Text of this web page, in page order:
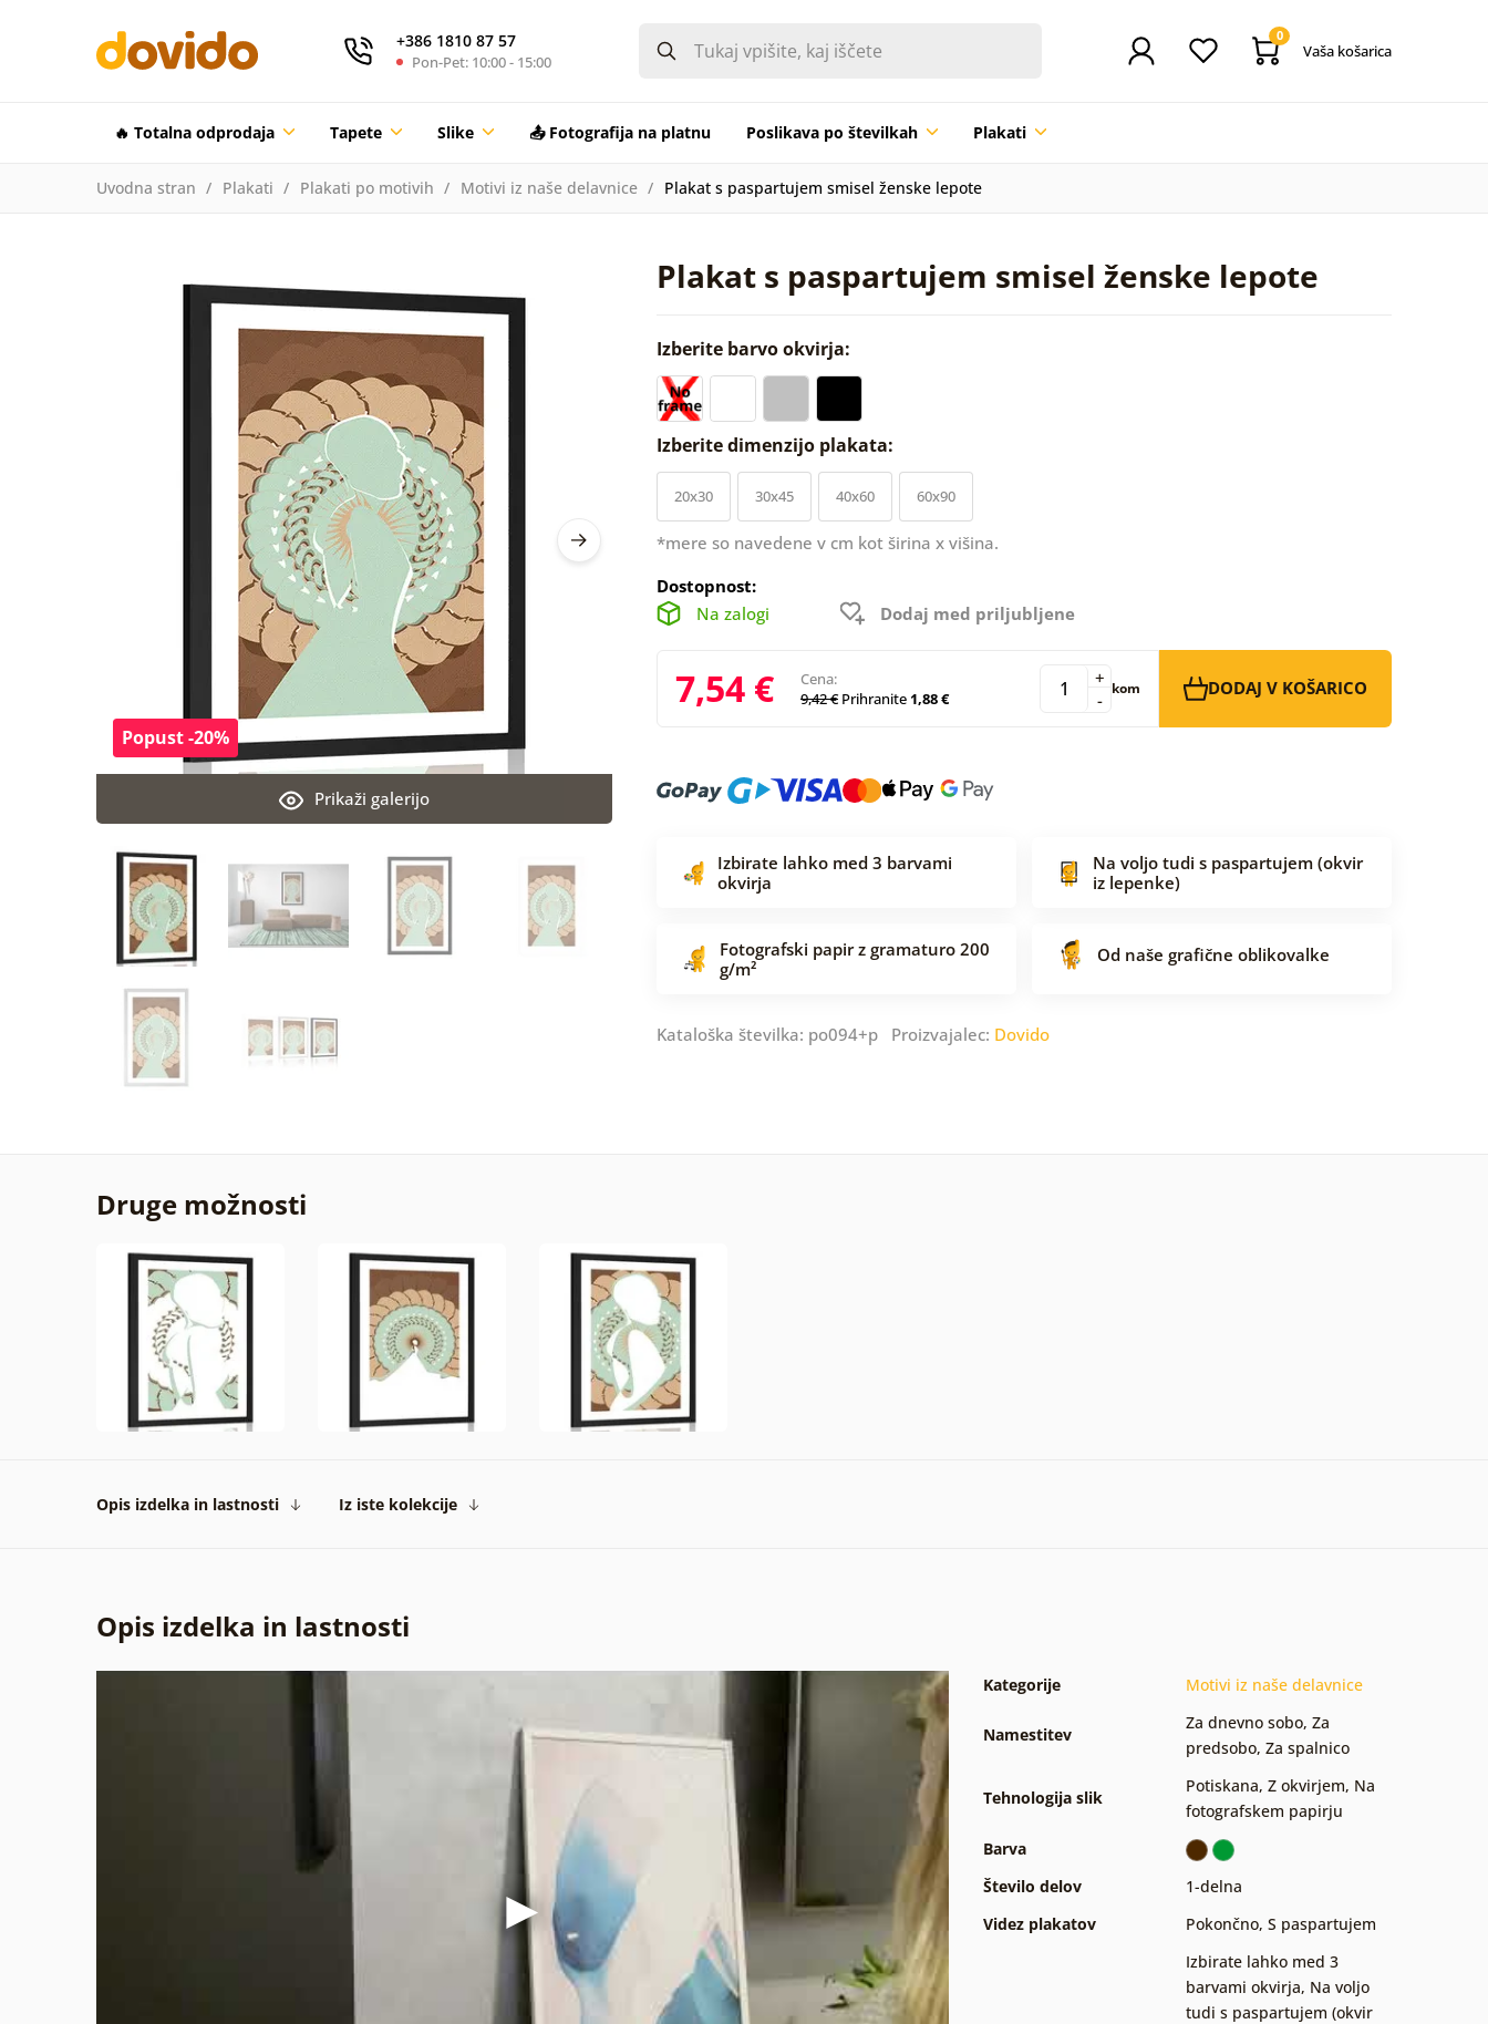
+386 1810 87 57
Pon-Pet: 10:00 - 15:00
0
Vaša košarica
🔥 Totalna odprodaja Tapete Slike 📤 Fotografija na platnu Poslikava po številkah Plakati
Uvodna stran Plakati Plakati po motivih Motivi iz naše delavnice Plakat s paspartujem smisel ženske lepote
Plakat s paspartujem smisel ženske lepote
Prikaži galerijo
Popust -20%
Izberite barvo okvirja:
Izberite dimenzijo plakata:
20x30 30x45 40x60 60x90
*mere so navedene v cm kot širina x višina.
Dostopnost:
Na zalogi
Dodaj med priljubljene
7,54 €
Cena:
9,42 € Prihranite 1,88 € -
+ kom DODAJ V KOŠARICO
Izbirate lahko med 3 barvami
okvirja
Na voljo tudi s paspartujem (okvir
iz lepenke)
Fotografski papir z gramaturo 200
g/m²
Od naše grafične oblikovalke
Kataloška številka: po094+p Proizvajalec: Dovido
Druge možnosti
Opis izdelka in lastnosti Iz iste kolekcije
Opis izdelka in lastnosti
Kategorije Motivi iz naše delavnice
Namestitev
Za dnevno sobo, Za
predsobo, Za spalnico
Tehnologija slik
Potiskana, Z okvirjem, Na
fotografskem papirju
Barva
Število delov
1-delna
Videz plakatov
Pokončno, S paspartujem
Izbirate lahko med 3
barvami okvirja, Na voljo
tudi s paspartujem (okvir